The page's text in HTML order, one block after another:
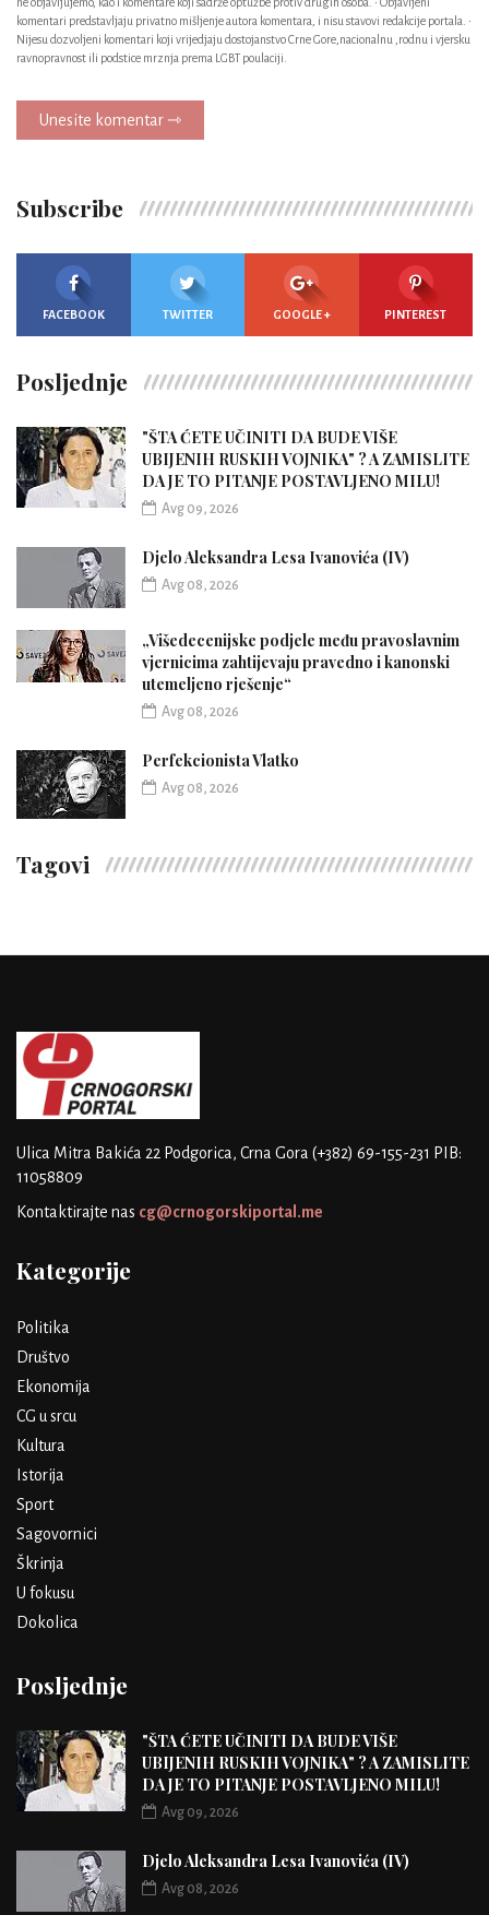
ne objavljujemo, kao i komentare koji sadrže optužbe protiv drugih osoba. • Objavljeni
komentari predstavljaju privatno mišljenje autora komentara, i nisu stavovi redakcije portala. •
Nijesu dozvoljeni komentari koji vrijedjaju dostojanstvo Crne Gore,nacionalnu ,rodnu i vjersku
ravnopravnost ili podstice mrznja prema LGBT poulaciji.
Unesite komentar ⇾
Subscribe
FACEBOOK TWITTER GOOGLE + PINTEREST
Posljednje
"ŠTA ĆETE UČINITI DA BUDE VIŠE
UBIJENIH RUSKIH VOJNIKA" ? A ZAMISLITE
DA JE TO PITANJE POSTAVLJENO MILU!
Avg 09, 2026
Djelo Aleksandra Lesa Ivanovića (IV)
Avg 08, 2026
„Višedecenijske podjele među pravoslavnim
vjernicima zahtijevaju pravedno i kanonski
utemeljeno rješenje“
Avg 08, 2026
Perfekcionista Vlatko
Avg 08, 2026
Tagovi
Ulica Mitra Bakića 22 Podgorica, Crna Gora (+382) 69-155-231 PIB:
11058809
Kontaktirajte nas cg@crnogorskiportal.me
Kategorije
Politika
Društvo
Ekonomija
CG u srcu
Kultura
Istorija
Sport
Sagovornici
Škrinja
U fokusu
Dokolica
Posljednje
"ŠTA ĆETE UČINITI DA BUDE VIŠE
UBIJENIH RUSKIH VOJNIKA" ? A ZAMISLITE
DA JE TO PITANJE POSTAVLJENO MILU!
Avg 09, 2026
Djelo Aleksandra Lesa Ivanovića (IV)
Avg 08, 2026